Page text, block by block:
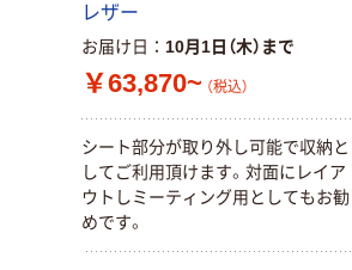
レザー
お届け日 10月1日（木）まで
￥63,870~ （税込）
シート部分が取り外し可能で収納と
してご利用頂けます。対面にレイア
ウトしミーティング用としてもお勧
めです。